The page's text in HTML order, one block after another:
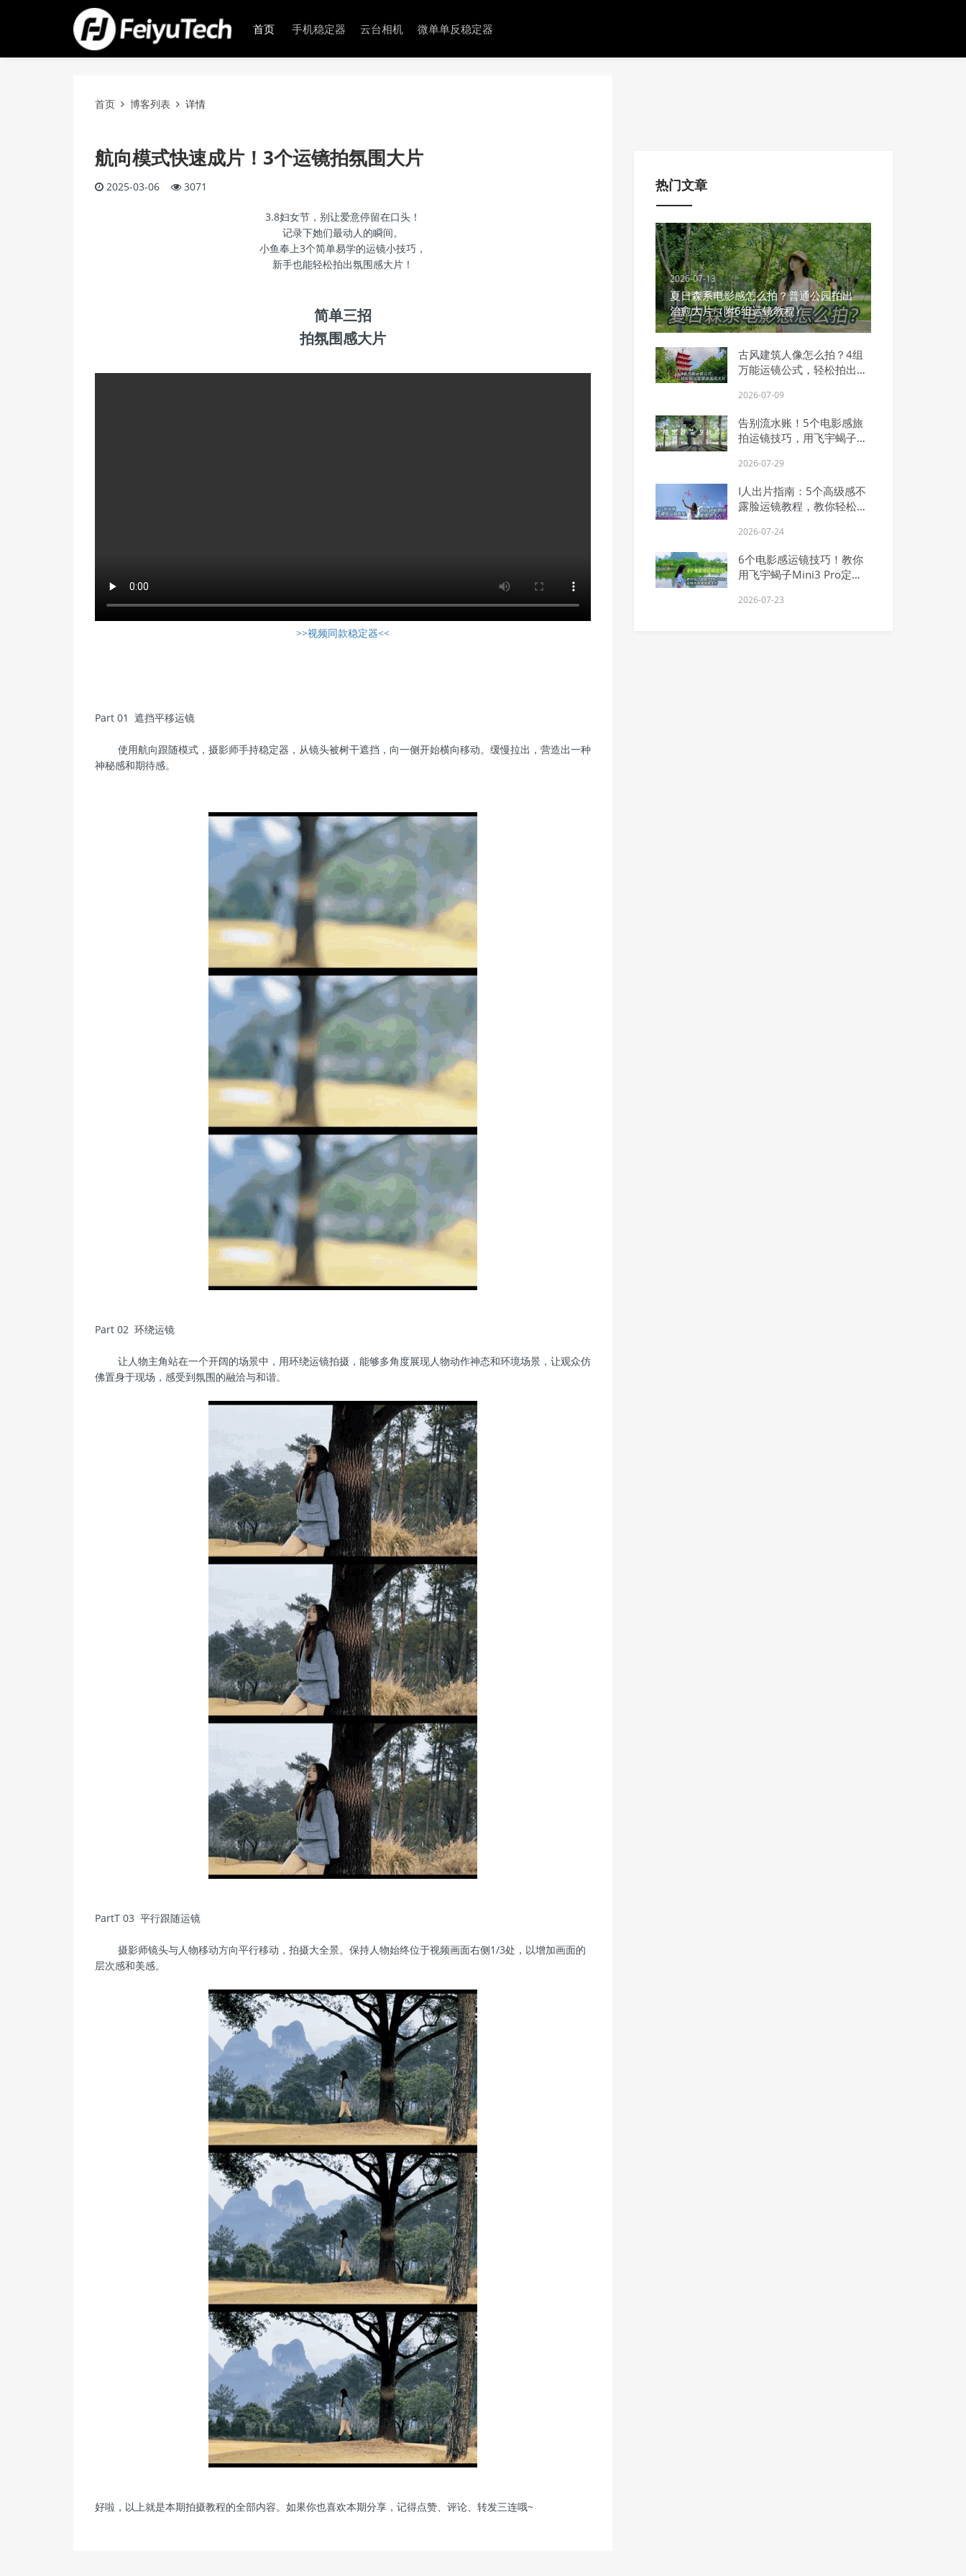
首页 手机稳定器 云台相机 微单单反稳定器
首页 博客列表 详情
航向模式快速成片！3个运镜拍氛围大片
2025-03-06 3071
3.8妇女节，别让爱意停留在口头！
记录下她们最动人的瞬间。
小鱼奉上3个简单易学的运镜小技巧，
新手也能轻松拍出氛围感大片！
简单三招
拍氛围感大片
>>视频同款稳定器<<
Part 01 遮挡平移运镜
使用航向跟随模式，摄影师手持稳定器，从镜头被树干遮挡，向一侧开始横向移动。缓慢拉出，营造出一种
神秘感和期待感。
Part 02 环绕运镜
让人物主角站在一个开阔的场景中，用环绕运镜拍摄，能够多角度展现人物动作神态和环境场景，让观众仿
佛置身于现场，感受到氛围的融洽与和谐。
PartT 03 平行跟随运镜
摄影师镜头与人物移动方向平行移动，拍摄大全景。保持人物始终位于视频画面右侧1/3处，以增加画面的
层次感和美感。
好啦，以上就是本期拍摄教程的全部内容。如果你也喜欢本期分享，记得点赞、评论、转发三连哦~
热门文章
2026-07-13
夏日森系电影感怎么拍？普通公园拍出
治愈大片（附6组运镜教程）
古风建筑人像怎么拍？4组
万能运镜公式，轻松拍出氛
2026-07-09
告别流水账！5个电影感旅
拍运镜技巧，用飞宇蝎子
2026-07-29
I人出片指南：5个高级感不
露脸运镜教程，教你轻松拍
2026-07-24
6个电影感运镜技巧！教你
用飞宇蝎子Mini3 Pro定格
2026-07-23